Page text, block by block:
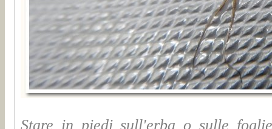
Stare in piedi sull'erba o sulle